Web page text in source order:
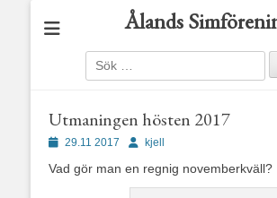
Ålands
Sök
efter:
Utmaningen hösten 2017
Publicerad
29.11 2017 Författare
kjell
Vad gör man en regnig novemberkväll?